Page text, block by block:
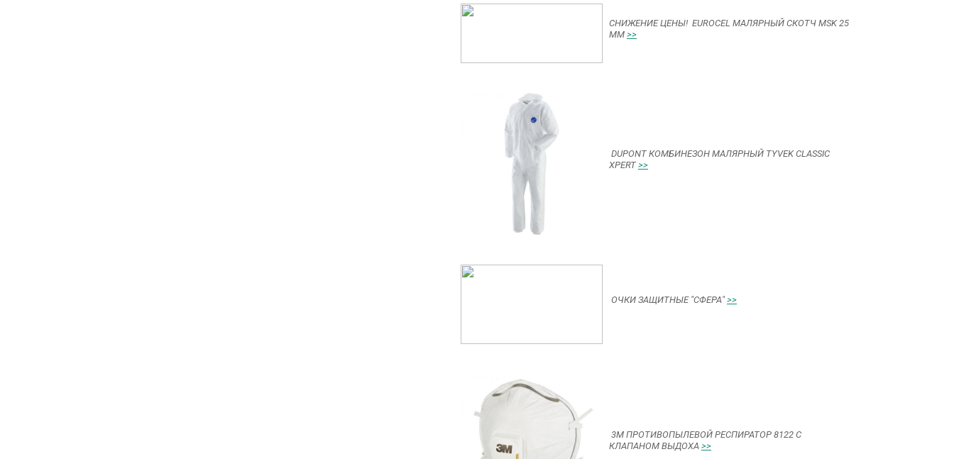
СНИЖЕНИЕ ЦЕНЫ! EUROCEL МАЛЯРНЫЙ СКОТЧ MSK 25
ММ >>
DUPONT КОМБИНЕЗОН МАЛЯРНЫЙ TYVEK CLASSIC
XPERT >>
ОЧКИ ЗАЩИТНЫЕ "СФЕРА">>
3M ПРОТИВОПЫЛЕВОЙ РЕСПИРАТОР 8122 С
КЛАПАНОМ ВЫДОХА >>